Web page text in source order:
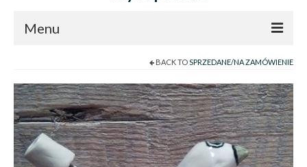
Menu
Sklep
Kim jesteśmy?
Kontakt
BACK TOSPRZEDANE/NA ZAMÓWIENIE